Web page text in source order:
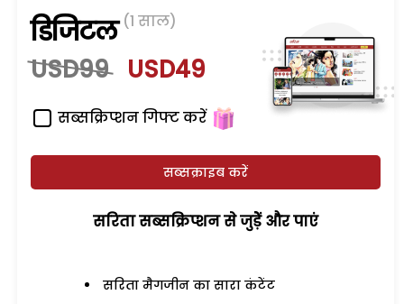
डिजिटल (1 साल)
USD99 USD49
सब्सक्रिप्शन गिफ्ट करें
सब्सक्राइब करें
सरिता सब्सक्रिप्शन से जुड़ेें और पाएं
सरिता मैगजीन का सारा कंटेंट